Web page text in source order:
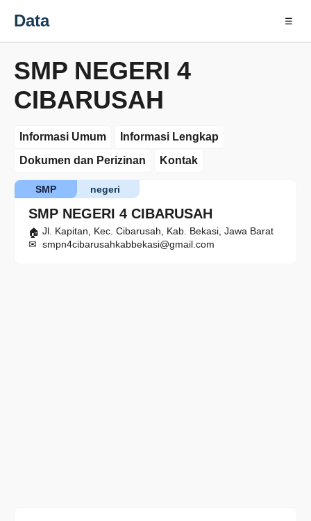
Data ☰
SMP NEGERI 4
CIBARUSAH
Informasi Umum
Informasi Lengkap
Dokumen dan Perizinan
Kontak
SMP NEGERI 4 CIBARUSAH
negeri
SMP
Jl. Kapitan, Kec. Cibarusah, Kab. Bekasi, Jawa Barat
smpn4cibarusahkabbekasi@gmail.com